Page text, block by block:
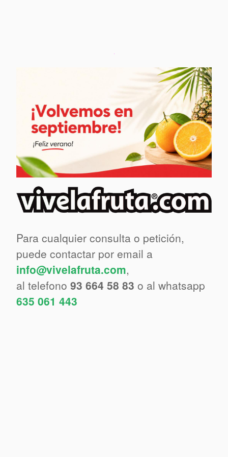
Para cualquier consulta o petición,
puede contactar por email a
info@vivelafruta.com,
al telefono 93 664 58 83 o al whatsapp
635 061 443